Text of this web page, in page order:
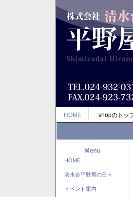
HOME shopのトッ
Menu
HOME
清水台平野屋の日々
イベント案内